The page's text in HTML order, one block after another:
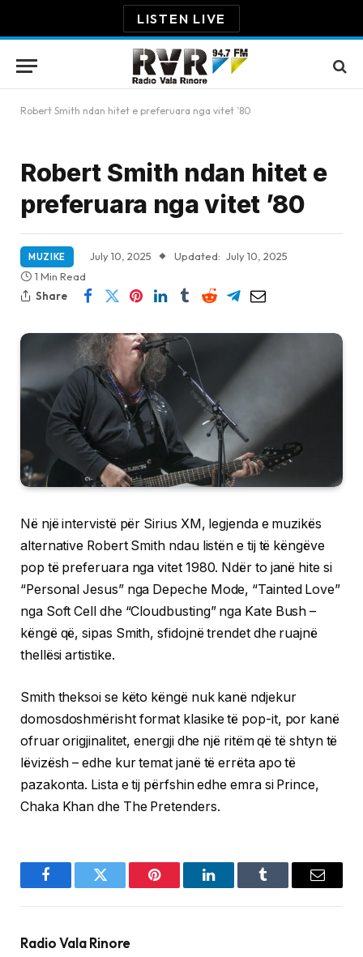
LISTEN LIVE
Robert Smith ndan hitet e preferuara nga vitet ’80
Robert Smith ndan hitet e
preferuara nga vitet ’80
MUZIKE July 10, 2025 Updated: July 10, 2025
1 Min Read
Share
Në një intervistë për Sirius XM, legjenda e muzikës
alternative Robert Smith ndau listën e tij të këngëve
pop të preferuara nga vitet 1980. Ndër to janë hite si
“Personal Jesus” nga Depeche Mode, “Tainted Love”
nga Soft Cell dhe “Cloudbusting” nga Kate Bush –
këngë që, sipas Smith, sfidojnë trendet dhe ruajnë
thellësi artistike.
Smith theksoi se këto këngë nuk kanë ndjekur
domosdoshmërisht format klasike të pop-it, por kanë
ofruar origjinalitet, energji dhe një ritëm që të shtyn të
lëvizësh – edhe kur temat janë të errëta apo të
pazakonta. Lista e tij përfshin edhe emra si Prince,
Chaka Khan dhe The Pretenders.
FacebookTwitter Pinterest LinkedInTumblr Email
Radio Vala Rinore